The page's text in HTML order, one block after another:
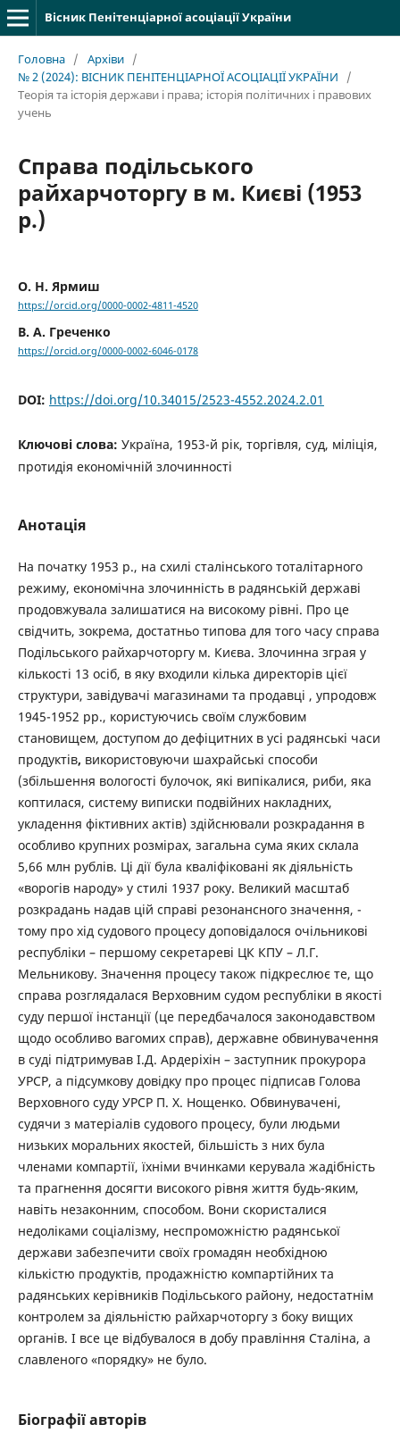
Вісник Пенітенціарної асоціації України
Головна / Архіви /
№ 2 (2024): ВІСНИК ПЕНІТЕНЦІАРНОЇ АСОЦІАЦІЇ УКРАЇНИ
/
Теорія та історія держави і права; історія політичних і правових
учень
Справа подільського
райхарчоторгу в м. Києві (1953
р.)
О. Н. Ярмиш
https://orcid.org/0000-0002-4811-4520
В. А. Греченко
https://orcid.org/0000-0002-6046-0178
DOI: https://doi.org/10.34015/2523-4552.2024.2.01
Ключові слова: Україна, 1953-й рік, торгівля, суд, міліція,
протидія економічній злочинності
Анотація
На початку 1953 р., на схилі сталінського тоталітарного
режиму, економічна злочинність в радянській державі
продовжувала залишатися на високому рівні. Про це
свідчить, зокрема, достатньо типова для того часу справа
Подільського райхарчоторгу м. Києва. Злочинна зграя у
кількості 13 осіб, в яку входили кілька директорів цієї
структури, завідувачі магазинами та продавці , упродовж
1945-1952 рр., користуючись своїм службовим
становищем, доступом до дефіцитних в усі радянські часи
продуктів, використовуючи шахрайські способи
(збільшення вологості булочок, які випікалися, риби, яка
коптилася, систему виписки подвійних накладних,
укладення фіктивних актів) здійснювали розкрадання в
особливо крупних розмірах, загальна сума яких склала
5,66 млн рублів. Ці дії була кваліфіковані як діяльність
«ворогів народу» у стилі 1937 року. Великий масштаб
розкрадань надав цій справі резонансного значення, -
тому про хід судового процесу доповідалося очільникові
республіки – першому секретареві ЦК КПУ – Л.Г.
Мельникову. Значення процесу також підкреслює те, що
справа розглядалася Верховним судом республіки в якості
суду першої інстанції (це передбачалося законодавством
щодо особливо вагомих справ), державне обвинувачення
в суді підтримував І.Д. Ардеріхін – заступник прокурора
УРСР, а підсумкову довідку про процес підписав Голова
Верховного суду УРСР П. Х. Нощенко. Обвинувачені,
судячи з матеріалів судового процесу, були людьми
низьких моральних якостей, більшість з них була
членами компартії, їхніми вчинками керувала жадібність
та прагнення досягти високого рівня життя будь-яким,
навіть незаконним, способом. Вони скористалися
недоліками соціалізму, неспроможністю радянської
держави забезпечити своїх громадян необхідною
кількістю продуктів, продажністю компартійних та
радянських керівників Подільського району, недостатнім
контролем за діяльністю райхарчоторгу з боку вищих
органів. І все це відбувалося в добу правління Сталіна, а
славленого «порядку» не було.
Біографії авторів